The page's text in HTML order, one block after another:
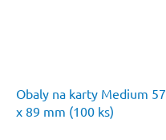
Obaly na karty Medium 57
x 89 mm (100 ks)